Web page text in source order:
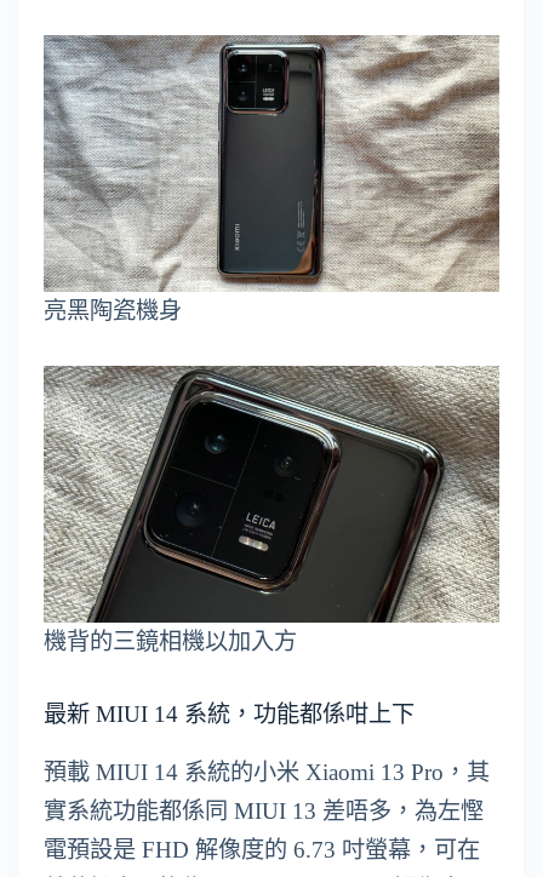
亮黑陶瓷機身
機背的三鏡相機以加入方
最新 MIUI 14 系統，功能都係咁上下
預載 MIUI 14 系統的小米 Xiaomi 13 Pro，其
實系統功能都係同 MIUI 13 差唔多，為左慳
電預設是 FHD 解像度的 6.73 吋螢幕，可在